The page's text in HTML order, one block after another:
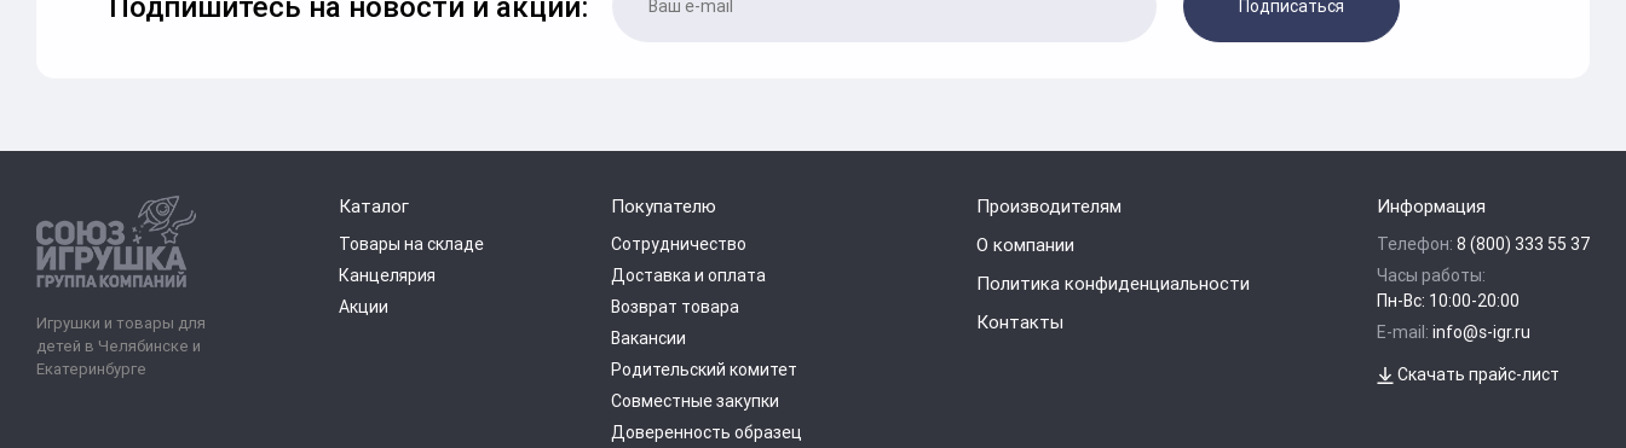
Подписаться
Игрушки и товары для
детей в Челябинске и
Екатеринбурге
Каталог
Товары на складе
Канцелярия
Акции
Покупателю
Сотрудничество
Доставка и оплата
Возврат товара
Вакансии
Родительский комитет
Совместные закупки
Доверенность образец
Производителям
О компании
Политика конфиденциальности
Контакты
Информация
Телефон: 8 (800) 333 55 37
Часы работы:
Пн-Вс: 10:00-20:00
E-mail: info@s-igr.ru
Скачать прайс-лист